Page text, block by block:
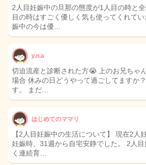
2人目妊娠中の旦那の態度が1人目の時と
目の時はすごく優しく気も使ってくれて
娠中の今は優…
y.n.a
切迫流産と診断された方😭 上のお兄ちゃ
場合 休みの日どうやって過ごしてますか
す。 まだ…
はじめてのママリ
【2人目妊娠中の生活について】 現在2人
妊娠時、31週から自宅安静でした。 2人
く連続育…